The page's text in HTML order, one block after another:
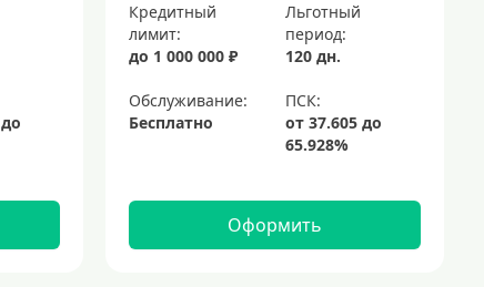
Кредитный
лимит:
до 1 000 000 ₽
Льготный
период:
120 дн.
Обслуживание:
Бесплатно
Оформить